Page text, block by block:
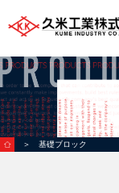
＞ 基礎ブロック